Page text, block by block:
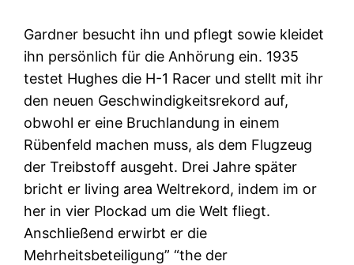
Gardner besucht ihn und pflegt sowie kleidet
ihn persönlich für die Anhörung ein. 1935
testet Hughes die H-1 Racer und stellt mit ihr
den neuen Geschwindigkeitsrekord auf,
obwohl er eine Bruchlandung in einem
Rübenfeld machen muss, als dem Flugzeug
der Treibstoff ausgeht. Drei Jahre später
bricht er living area Weltrekord, indem im or
her in vier Plockad um die Welt fliegt.
Anschließend erwirbt er die
Mehrheitsbeteiligung” “the der